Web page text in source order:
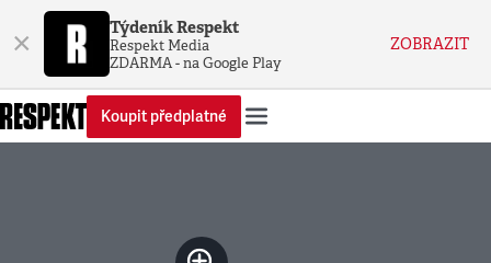
× Týdeník Respekt
Respekt Media
ZDARMA - na Google Play
ZOBRAZIT
Koupit předplatné